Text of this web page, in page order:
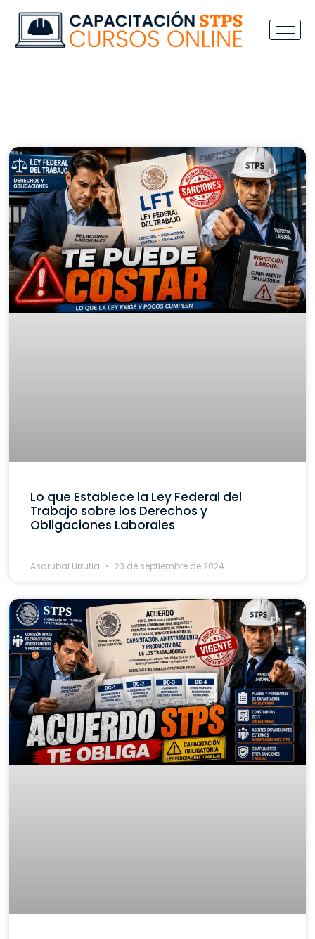
Lo que Establece la Ley Federal del
Trabajo sobre los Derechos y
Obligaciones Laborales
Asdrubal Urrutia 23 de septiembre de 2024